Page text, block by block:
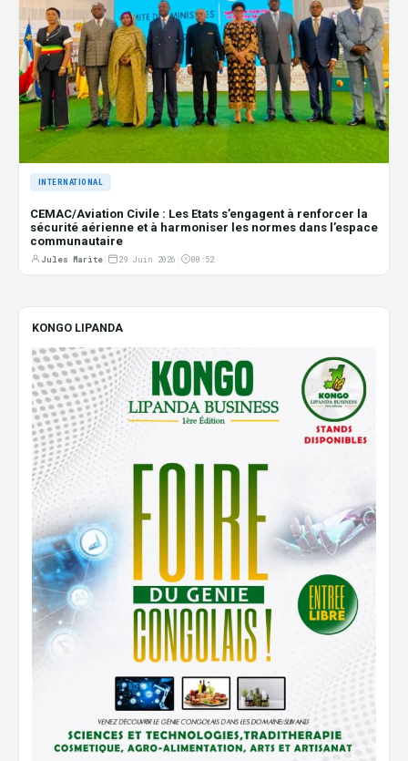
INTERNATIONAL
CEMAC/Aviation Civile : Les Etats s’engagent à renforcer la
sécurité aérienne et à harmoniser les normes dans l’espace
communautaire
Jules Marite 29 Juin 2026 00:52
KONGO LIPANDA